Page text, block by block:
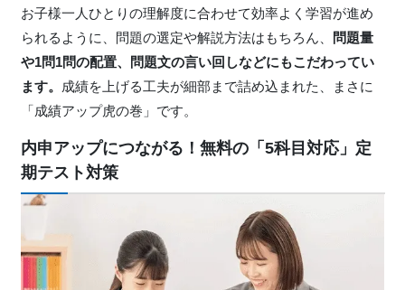
お子様一人ひとりの理解度に合わせて効率よく学習が進め
られるように、問題の選定や解説方法はもちろん、
問題量
や1問1問の配置、問題文の言い回しなどにもこだわってい
ます。 成績を上げる工夫が細部まで詰め込まれた、まさに
「成績アップ虎の巻」です。
内申アップにつながる！無料の「5科目対応」定
期テスト対策